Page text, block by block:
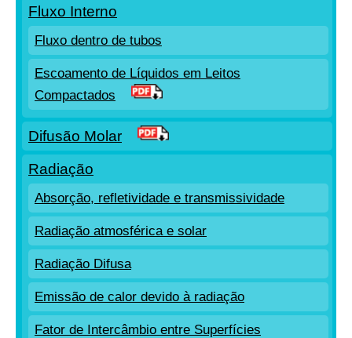
Fluxo Interno
Fluxo dentro de tubos
Escoamento de Líquidos em Leitos
Compactados
Difusão Molar
Radiação
Absorção, refletividade e transmissividade
Radiação atmosférica e solar
Radiação Difusa
Emissão de calor devido à radiação
Fator de Intercâmbio entre Superfícies